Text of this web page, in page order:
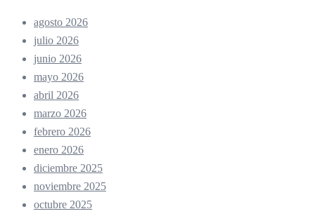
agosto 2026
julio 2026
junio 2026
mayo 2026
abril 2026
marzo 2026
febrero 2026
enero 2026
diciembre 2025
noviembre 2025
octubre 2025